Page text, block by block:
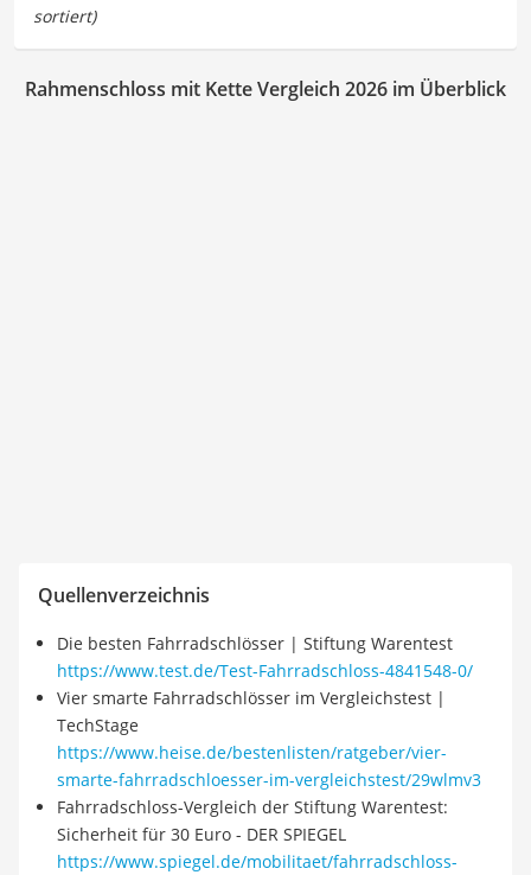
Rahmenschloss mit Kette Vergleich 2026 im Überblick
Quellenverzeichnis
Die besten Fahrradschlösser | Stiftung Warentest
https://www.test.de/Test-Fahrradschloss-4841548-0/
Vier smarte Fahrradschlösser im Vergleichstest |
TechStage
https://www.heise.de/bestenlisten/ratgeber/vier-
smarte-fahrradschloesser-im-vergleichstest/29wlmv3
Fahrradschloss-Vergleich der Stiftung Warentest:
Sicherheit für 30 Euro - DER SPIEGEL
https://www.spiegel.de/mobilitaet/fahrradschloss-